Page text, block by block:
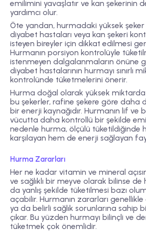
emilimini yavaşlatır ve kan şekerinin
yardımcı olur.
Öte yandan, hurmadaki yüksek şeker
diyabet hastaları veya kan şekeri
isteyen bireyler için dikkat edilmesi
Hurmanın porsiyon kontrolüyle
istenmeyen dalgalanmaların önüne
diyabet hastalarının hurmayı sınırlı
kontrolünde tüketmelerini önerir.
Hurma doğal olarak yüksek miktarda
bu şekerler, rafine şekere göre daha
bir enerji kaynağıdır. Hurmanın lif ve
vücutta daha kontrollü bir şekilde
nedenle hurma, ölçülü tüketildiğinde
karşılayan hem de enerji sağlayan
Hurma Zararları
Her ne kadar vitamin ve mineral
ve sağlıklı bir meyve olarak bilinse
da yanlış şekilde tüketilmesi bazı
açabilir. Hurmanın zararları genellikle
ya da belirli sağlık sorunlarına sahip
çıkar. Bu yüzden hurmayı bilinçli ve
tüketmek çok önemlidir.